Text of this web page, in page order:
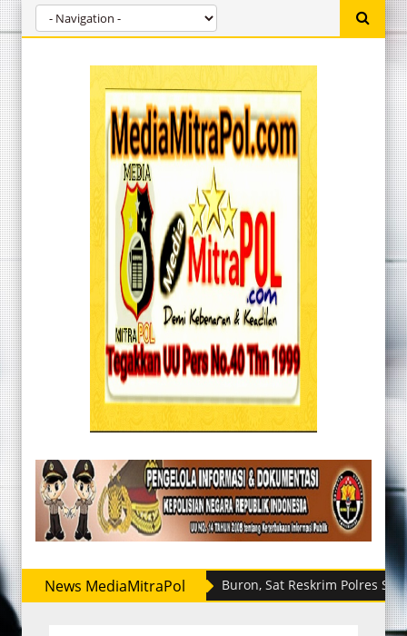
News MediaMitraPol
Sempat Buron, Sat Reskrim Polres Sergai